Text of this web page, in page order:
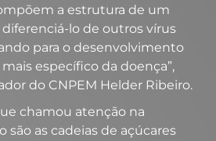
a estrutura de um
lo de outros vírus
para o desenvolvimento
específico da doença”,
do CNPEM Helder Ribeiro.
chamou atenção na
são as cadeias de açúcares